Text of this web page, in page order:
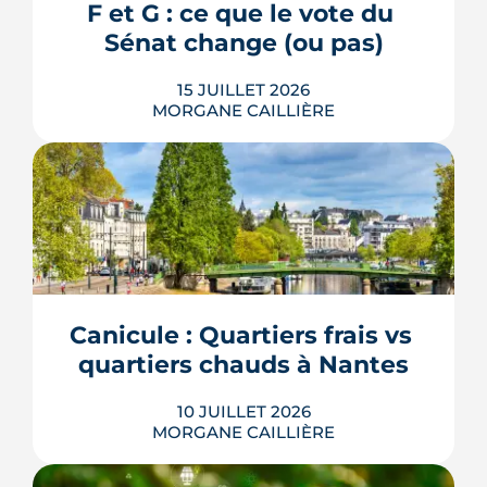
LIRE L'ARTICLE
F et G : ce que le vote du
Sénat change (ou pas)
15 JUILLET 2026
MORGANE CAILLIÈRE
La location des logements DPE F et G
revient au cœur du débat : le 8 juillet
2026, le Sénat a voté des dérogations à
leur interdiction de mise en location.
cas des copropriétés, baux en cours :
voici ce que le texte prévoit réellement,
et surtout ce qu...
LIRE L'ARTICLE
Canicule : Quartiers frais vs
quartiers chauds à Nantes
10 JUILLET 2026
MORGANE CAILLIÈRE